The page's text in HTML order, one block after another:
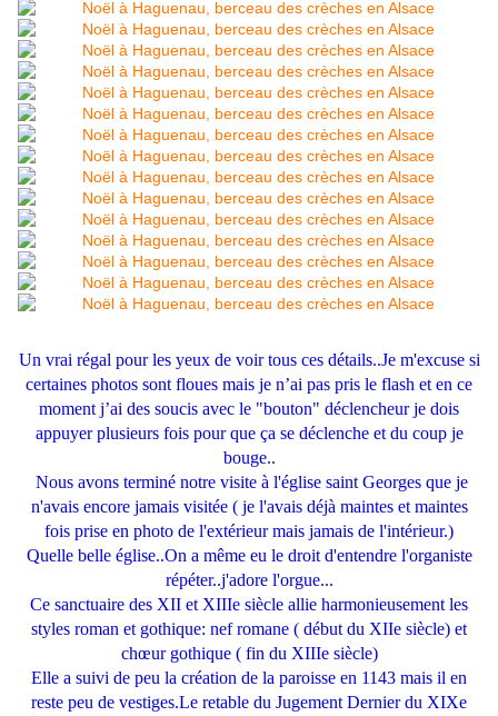
Un vrai régal pour les yeux de voir tous ces détails..Je m'excuse si
certaines photos sont floues mais je n’ai pas pris le flash et en ce
moment j’ai des soucis avec le "bouton" déclencheur je dois
appuyer plusieurs fois pour que ça se déclenche et du coup je
bouge..
Nous avons terminé notre visite à l'église saint Georges que je
n'avais encore jamais visitée ( je l'avais déjà maintes et maintes
fois prise en photo de l'extérieur mais jamais de l'intérieur.)
Quelle belle église..On a même eu le droit d'entendre l'organiste
répéter..j'adore l'orgue...
Ce sanctuaire des XII et XIIIe siècle allie harmonieusement les
styles roman et gothique: nef romane ( début du XIIe siècle) et
chœur gothique ( fin du XIIIe siècle)
Elle a suivi de peu la création de la paroisse en 1143 mais il en
reste peu de vestiges.Le retable du Jugement Dernier du XIXe